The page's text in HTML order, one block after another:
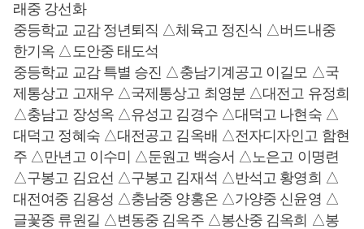
래중 강선화
중등학교 교감 정년퇴직 △체육고 정진식 △버드내중
한기옥 △도안중 태도석
중등학교 교감 특별 승진 △충남기계공고 이길모 △국
제통상고 고재우 △국제통상고 최영분 △대전고 유정희
△충남고 장성옥 △유성고 김경수 △대덕고 나현숙 △
대덕고 정혜숙 △대전공고 김옥배 △전자디자인고 함현
주 △만년고 이수미 △둔원고 백승서 △노은고 이명련
△구봉고 김요선 △구봉고 김재석 △반석고 황영희 △
대전여중 김용성 △충남중 양홍온 △가양중 신윤영 △
글꽃중 류원길 △변동중 김옥주 △봉산중 김옥희 △봉